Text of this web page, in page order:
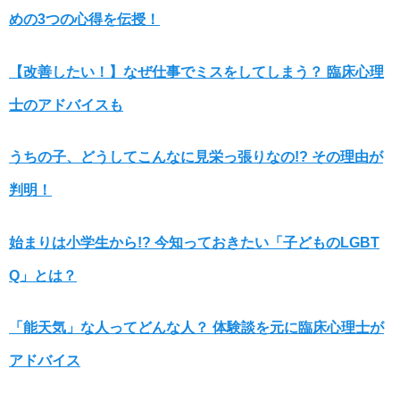
めの3つの心得を伝授！
【改善したい！】なぜ仕事でミスをしてしまう？ 臨床心理
士のアドバイスも
うちの子、どうしてこんなに見栄っ張りなの!? その理由が
判明！
始まりは小学生から!? 今知っておきたい「子どものLGBT
Q」とは？
「能天気」な人ってどんな人？ 体験談を元に臨床心理士が
アドバイス